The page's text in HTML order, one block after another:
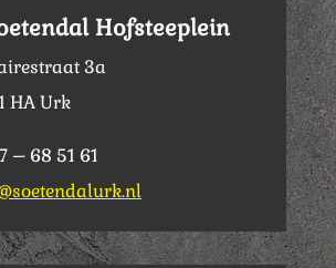
Hofsteeplein
3a
HA Urk
– 68 51 61